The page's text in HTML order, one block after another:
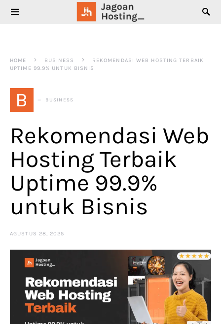
SEARCH FOR:
HOME BUSINESS
REKOMENDASI WEB HOSTING TERBAIK
UPTIME 99.9% UNTUK BISNIS
B BUSINESS
Rekomendasi Web
Hosting Terbaik
Uptime 99.9%
untuk Bisnis
AGUSTUS 28, 2025